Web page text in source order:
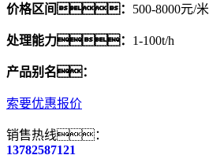
价格区间： 500-8000元/米
处理能力： 1-100t/h
产品别名：
索要优惠报价
销售热线：
13782587121